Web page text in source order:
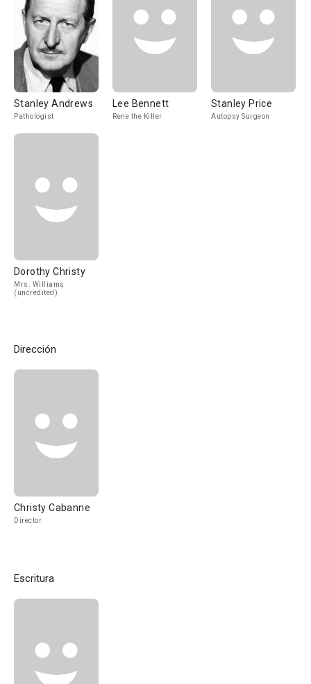
Stanley Andrews
Pathologist
Lee Bennett
Rene the Killer
Stanley Price
Autopsy Surgeon
Dorothy Christy
Mrs. Williams
(uncredited)
Dirección
Christy Cabanne
Director
Escritura